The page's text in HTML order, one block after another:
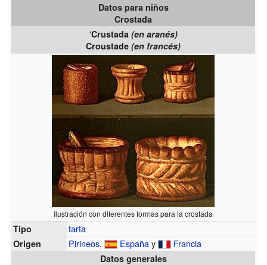
Datos para niños
Crostada
'Crustada (en aranés)
Croustade(en francés)
Ilustración con diferentes formas para la crostada
Tipo tarta
Origen Pirineos, Españay Francia
Datos generales